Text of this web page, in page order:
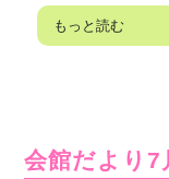
もっと読む
会館だより7